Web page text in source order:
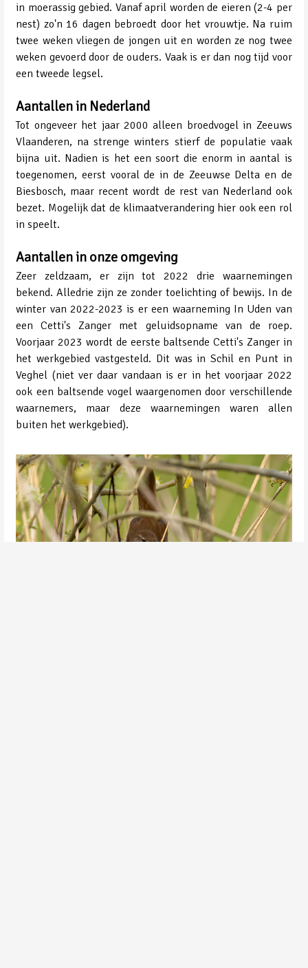
in moerassig gebied. Vanaf april worden de eieren (2-4 per
nest) zo'n 16 dagen bebroedt door het vrouwtje. Na ruim
twee weken vliegen de jongen uit en worden ze nog twee
weken gevoerd door de ouders. Vaak is er dan nog tijd voor
een tweede legsel.
Aantallen in Nederland
Tot ongeveer het jaar 2000 alleen broedvogel in Zeeuws
Vlaanderen, na strenge winters stierf de populatie vaak
bijna uit. Nadien is het een soort die enorm in aantal is
toegenomen, eerst vooral de in de Zeeuwse Delta en de
Biesbosch, maar recent wordt de rest van Nederland ook
bezet. Mogelijk dat de klimaatverandering hier ook een rol
in speelt.
Aantallen in onze omgeving
Zeer zeldzaam, er zijn tot 2022 drie waarnemingen
bekend. Alledrie zijn ze zonder toelichting of bewijs. In de
winter van 2022-2023 is er een waarneming In Uden van
een Cetti's Zanger met geluidsopname van de roep.
Voorjaar 2023 wordt de eerste baltsende Cetti's Zanger in
het werkgebied vastgesteld. Dit was in Schil en Punt in
Veghel (niet ver daar vandaan is er in het voorjaar 2022
ook een baltsende vogel waargenomen door verschillende
waarnemers, maar deze waarnemingen waren allen
buiten het werkgebied).